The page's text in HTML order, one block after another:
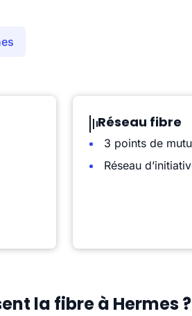
Réseau fibre
3 points de
Réseau
la fibre à Hermes ?